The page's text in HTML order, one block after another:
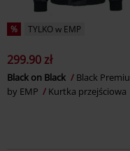
% TYLKO w EMP
299.90 zł
Black on Black
Black
by EMP
Kurtka przejściowa